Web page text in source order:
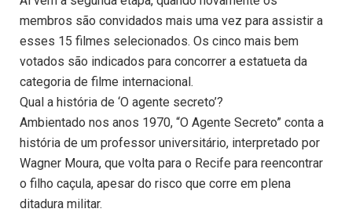
membros são convidados mais uma vez para assistir a
esses 15 filmes selecionados. Os cinco mais bem
votados são indicados para concorrer a estatueta da
categoria de filme internacional.
Qual a história de ‘O agente secreto’?
Ambientado nos anos 1970, “O Agente Secreto” conta a
história de um professor universitário, interpretado por
Wagner Moura, que volta para o Recife para reencontrar
o filho caçula, apesar do risco que corre em plena
ditadura militar.